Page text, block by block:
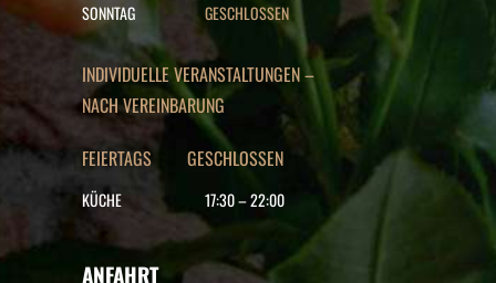
SONNTAG GESCHLOSSEN
INDIVIDUELLE VERANSTALTUNGEN –
NACH VEREINBARUNG
FEIERTAGS GESCHLOSSEN
KÜCHE 17:30–22:00
ANFAHRT